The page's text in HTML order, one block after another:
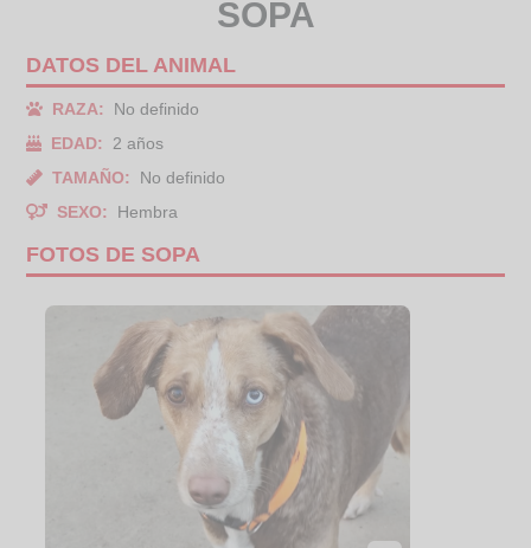
SOPA
DATOS DEL ANIMAL
RAZA:
No definido
EDAD:
2 años
TAMAÑO:
No definido
SEXO:
Hembra
FOTOS DE SOPA